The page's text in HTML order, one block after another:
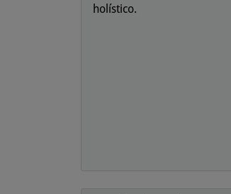
holístico.